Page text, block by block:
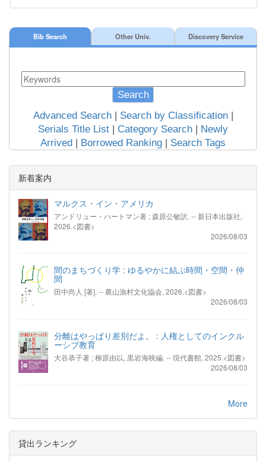
Bib Search Other Univ. Discovery Service
Search
Advanced Search| Search by Classification|
Serials Title List | Category Search | Newly
Arrived | Borrowed Ranking | Search Tags
新着案内
マルクス・イン・アメリカ
アンドリュー・ハートマン著 ; 森原公敏訳. -- 新日本出版社,
2026.<図書>
2026/08/03
間のまちづくり学 : ゆるやかに結ぶ時間・空間・仲
間
田中尚人 [著]. -- 農山漁村文化協会, 2026.<図書>
2026/08/03
分離はやっぱり差別だよ。 : 人権としてのインクル
ーシブ教育
大谷恭子著 ; 柳原由以, 黒岩海映編. -- 現代書館, 2025.<図書>
2026/08/03
More
貸出ランキング